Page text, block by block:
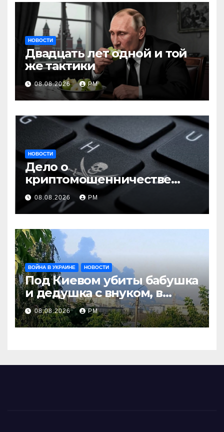
НОВОСТИ
Двадцать лет одной и той
же тактики
08.08.2026 РМ
НОВОСТИ
Дело о
криптомошенничестве
оборачивают в содействие
терроризму
08.08.2026 РМ
ВОЙНА В УКРАИНЕ НОВОСТИ
Под Киевом убиты бабушка
и дедушка с внуком, в
Поволжье и на Кубани
вновь горят НПЗ
08.08.2026 РМ